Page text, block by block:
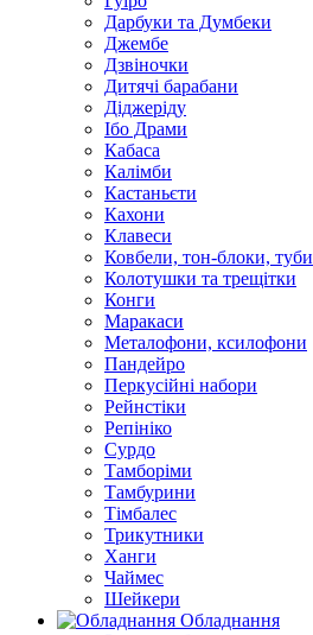
Дарбуки та Думбеки
Джембе
Дзвіночки
Дитячі барабани
Діджеріду
Ібо Драми
Кабаса
Калімби
Кастаньєти
Кахони
Клавеси
Ковбели, тон-блоки, туби
Колотушки та трещітки
Конги
Маракаси
Металофони, ксилофони
Пандейро
Перкусійні набори
Рейнстіки
Репініко
Сурдо
Тамборіми
Тамбурини
Тімбалес
Трикутники
Ханги
Чаймес
Шейкери
Обладнання